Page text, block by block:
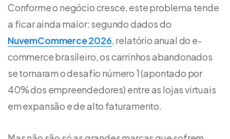
Conforme o negócio cresce, este problema tende
a ficar ainda maior: segundo dados do
NuvemCommerce 2026, relatório anual do e-
commerce brasileiro, os carrinhos abandonados
se tornaram o desafio número 1 (apontado por
40% dos empreendedores) entre as lojas virtuais
em expansão e de alto faturamento.